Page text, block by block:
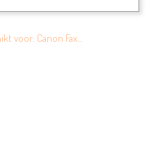
voor: Canon Fax…